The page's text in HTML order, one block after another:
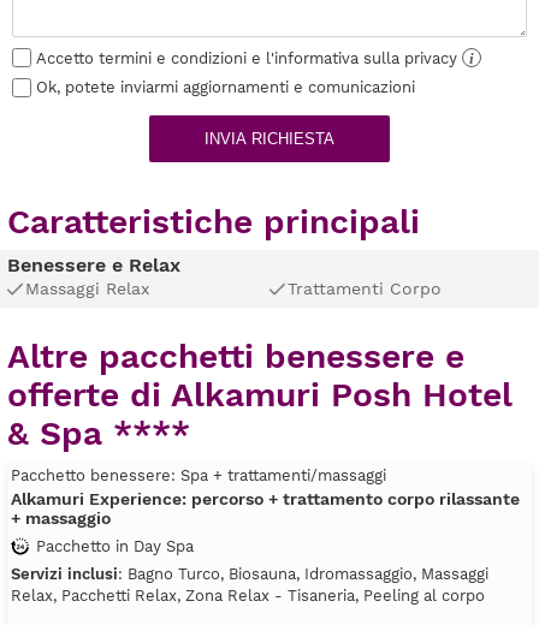
Accetto termini e condizioni e l'informativa sulla privacy
i
Ok, potete inviarmi aggiornamenti e comunicazioni
INVIA RICHIESTA
Caratteristiche principali
Benessere e Relax
Massaggi Relax Trattamenti Corpo
Altre pacchetti benessere e
offerte di Alkamuri Posh Hotel
& Spa ****
Pacchetto benessere: Spa + trattamenti/massaggi
Alkamuri Experience: percorso + trattamento corpo rilassante
+ massaggio
Pacchetto in Day Spa
Servizi inclusi: Bagno Turco, Biosauna, Idromassaggio, Massaggi
Relax, Pacchetti Relax, Zona Relax - Tisaneria, Peeling al corpo